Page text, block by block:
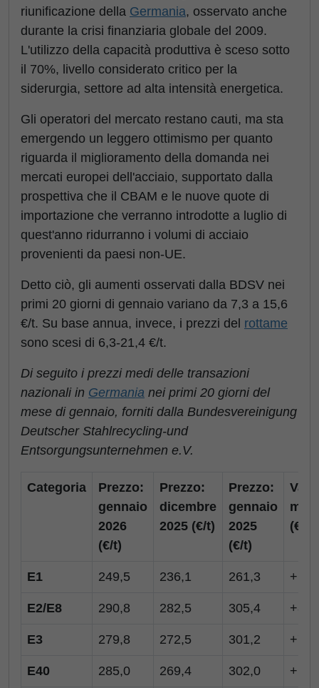
riunificazione della Germania, osservato anche
durante la crisi finanziaria globale del 2009.
L'utilizzo della capacità produttiva è sceso sotto
il 70%, livello considerato critico per la
siderurgia, settore ad alta intensità energetica.
Gli operatori del mercato restano cauti, ma sta
emergendo un leggero ottimismo per quanto
riguarda il miglioramento della domanda nei
mercati europei dell'acciaio, supportato dalla
prospettiva che il CBAM e le nuove quote di
importazione che verranno introdotte a luglio di
quest'anno ridurranno i volumi di acciaio
provenienti da paesi non-UE.
Detto ciò, gli aumenti osservati dalla BDSV nei
primi 20 giorni di gennaio variano da 7,3 a 15,6
€/t. Su base annua, invece, i prezzi del rottame
sono scesi di 6,3-21,4 €/t.
Di seguito i prezzi medi delle transazioni
nazionali in Germania nei primi 20 giorni del
mese di gennaio, forniti dalla Bundesvereinigung
Deutscher Stahlrecycling-und
Entsorgungsunternehmen e.V.
Categoria
Prezzo:
gennaio
2026
(€/t)
Prezzo:
dicembre
2025 (€/t)
Prezzo:
gennaio
2025
(€/t)
Var.
(€/t)
E1 249,5 236,1 261,3
E2/E8 290,8 282,5 305,4 +8,3
E3 279,8 272,5 301,2 +7,3
E40 285,0 269,4 302,0